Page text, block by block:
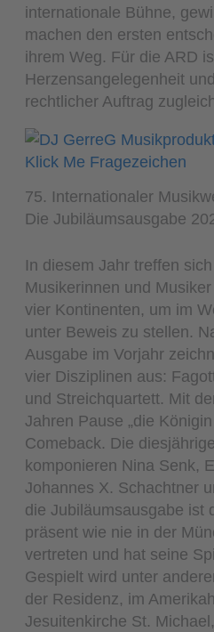
internationale Bühne,
machen den ersten
ihrem Weg. Für die ARD
Herzensangelegenheit
rechtlicher Auftrag
75. Internationaler
Die Jubiläumsausgabe
In diesem Jahr treffen
Musikerinnen und
vier Kontinenten, um im
unter Beweis zu stellen.
Ausgabe im Vorjahr
vier Disziplinen aus:
und Streichquartett. Mit
Jahren Pause „die
Comeback. Die
komponieren Nina Senk,
Johannes X. Schachtner
die Jubiläumsausgabe ist
präsent wie nie in der
vertreten und hat seine
Gespielt wird unter
der Residenz, im
Jesuitenkirche St.